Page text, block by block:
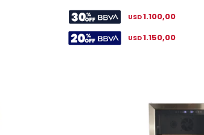
USD1.100,00
USD1.150,00